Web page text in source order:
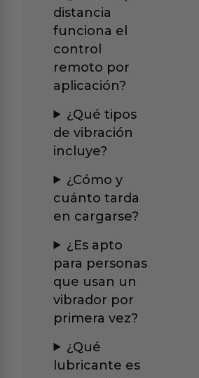
distancia
funciona el
control
remoto por
aplicación?
¿Qué tipos
de vibración
incluye?
¿Cómo y
cuánto tarda
en cargarse?
¿Es apto
para personas
que usan un
vibrador por
primera vez?
¿Qué
lubricante es